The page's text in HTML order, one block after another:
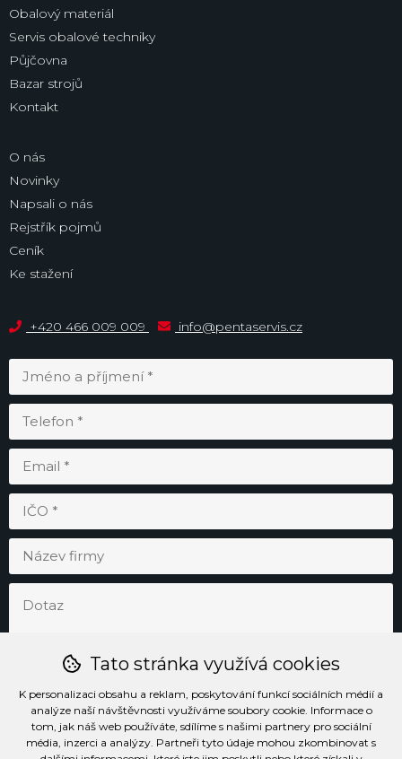
Obalový materiál
Servis obalové techniky
Půjčovna
Bazar strojů
Kontakt
O nás
Novinky
Napsali o nás
Rejstřík pojmů
Ceník
Ke stažení
+420 466 009 009 info@pentaservis.cz
Odesláním souhlasím se zpracováním osobních údajů
Tato stránka využívá cookies
K personalizaci obsahu a reklam, poskytování funkcí sociálních médií a
analýze naší návštěvnosti využíváme soubory cookie. Informace o
tom, jak náš web používáte, sdílíme s našimi partnery pro sociální
média, inzerci a analýzy. Partneři tyto údaje mohou zkombinovat s